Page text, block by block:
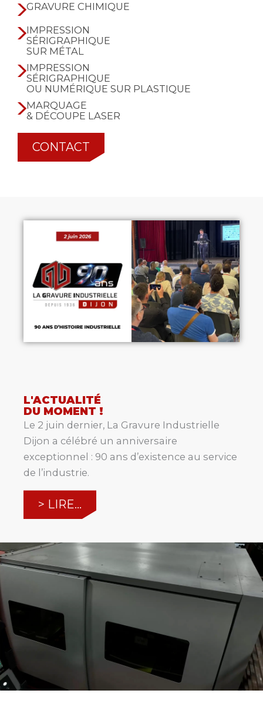
GRAVURE CHIMIQUE
IMPRESSION
SÉRIGRAPHIQUE
SUR MÉTAL
IMPRESSION
SÉRIGRAPHIQUE
OU NUMÉRIQUE SUR PLASTIQUE
MARQUAGE
& DÉCOUPE LASER
CONTACT
L'ACTUALITÉ
DU MOMENT !
Le 2 juin dernier, La Gravure Industrielle
Dijon a célébré un anniversaire
exceptionnel : 90 ans d’existence au service
de l’industrie.
> LIRE...